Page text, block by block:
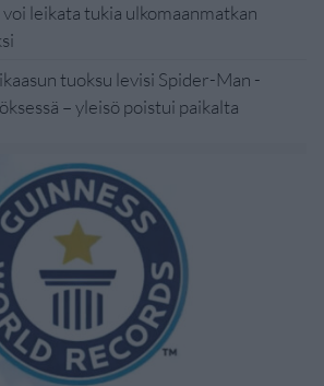
voi leikata tukia ulkomaanmatkan
tuoksu levisi Spider-Man -
– yleisö poistui paikalta